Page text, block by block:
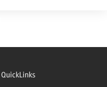
QuickLinks